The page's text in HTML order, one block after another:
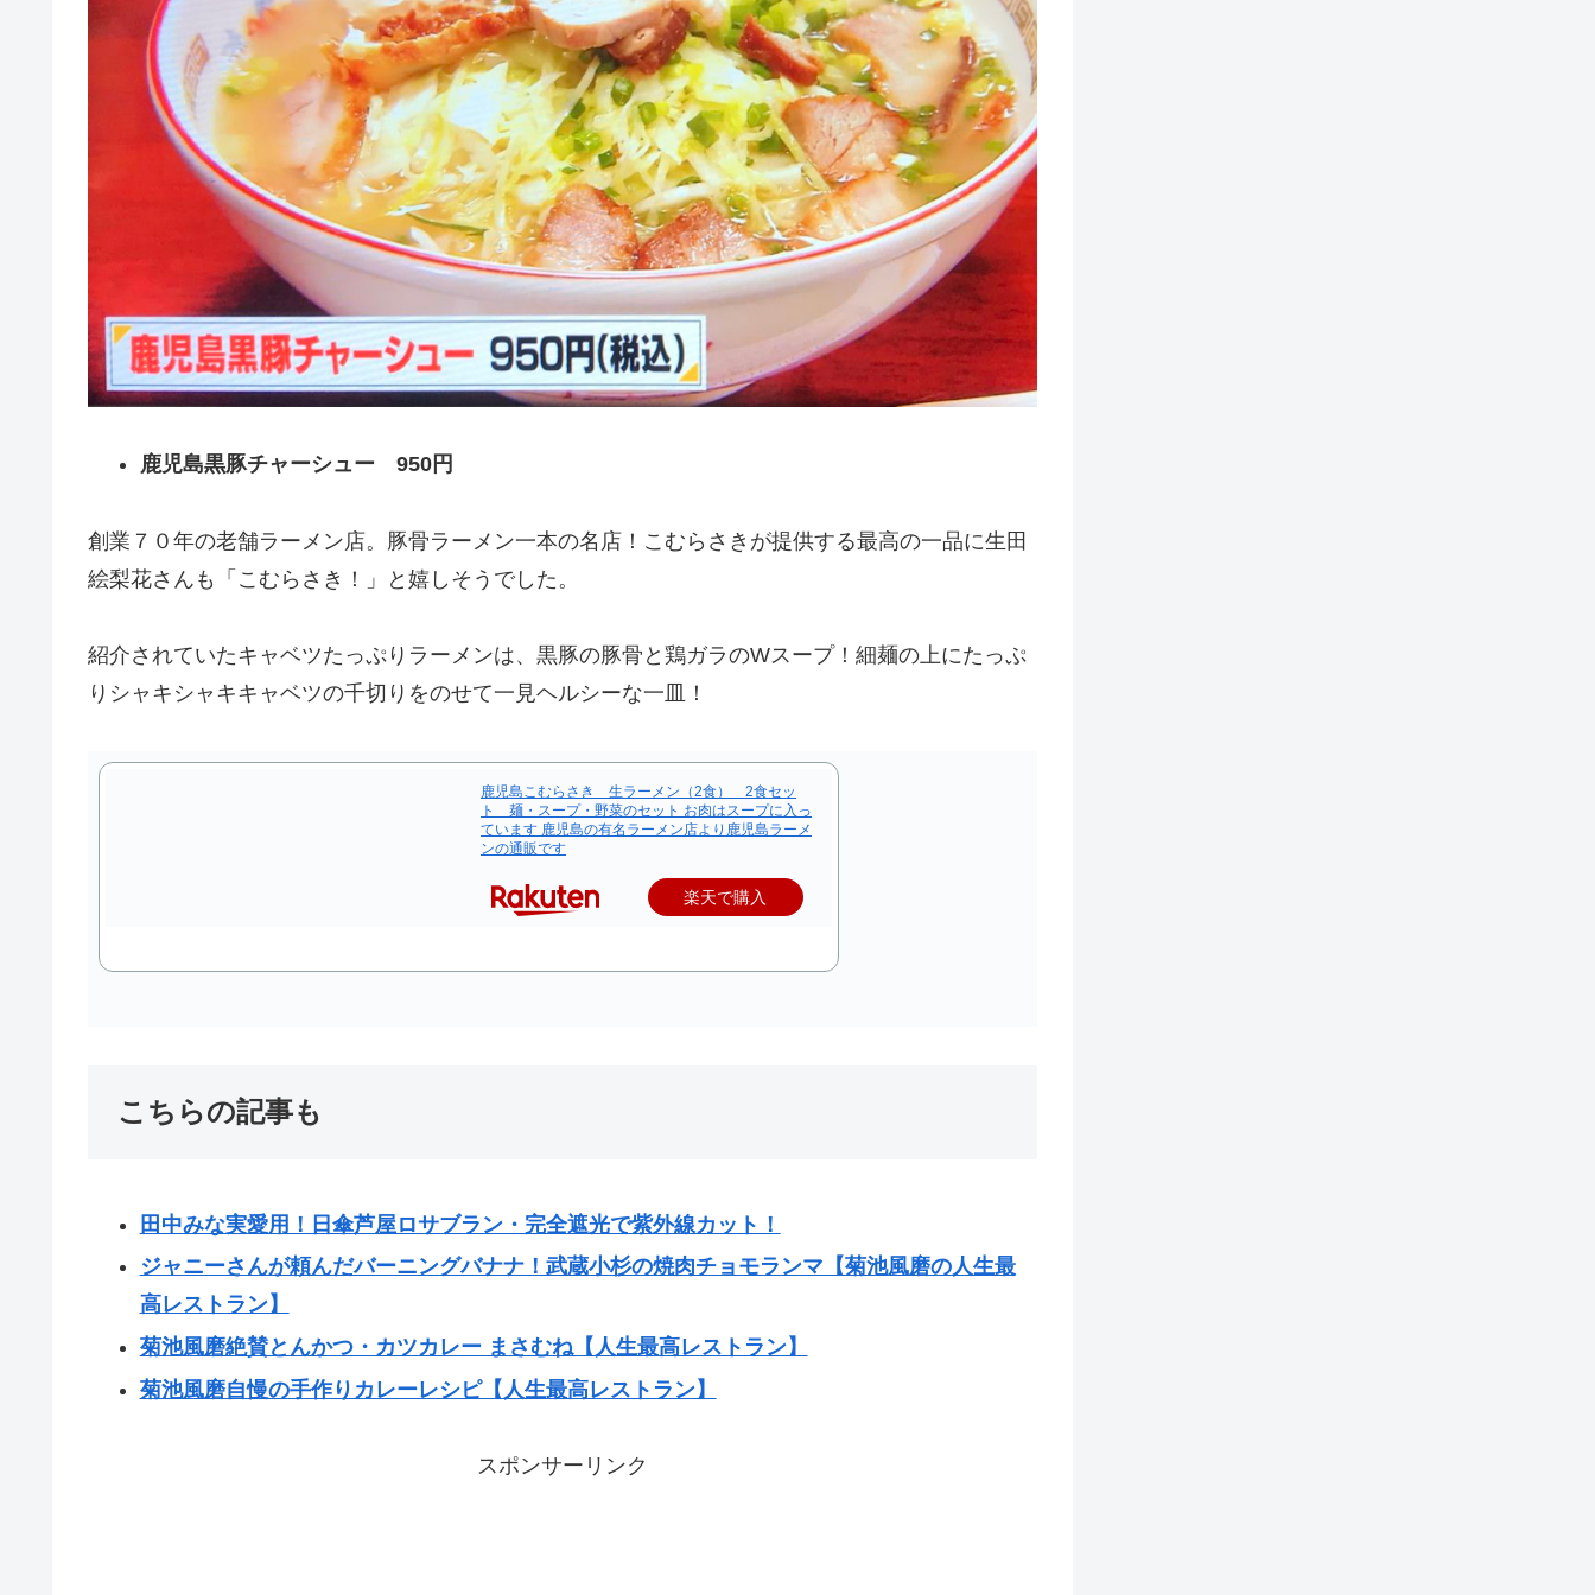
鹿児島黒豚チャーシュー 950円
創業７０年の老舗ラーメン店。豚骨ラーメン一本の名店！こむらさきが提供する最高の一品に生田
絵梨花さんも「こむらさき！」と嬉しそうでした。
紹介されていたキャベツたっぷりラーメンは、黒豚の豚骨と鶏ガラのWスープ！細麺の上にたっぷ
りシャキシャキキャベツの千切りをのせて一見ヘルシーな一皿！
鹿児島こむらさき 生ラーメン（2食） 2食セッ
ト 麺・スープ・野菜のセット お肉はスープに入っ
ています 鹿児島の有名ラーメン店より鹿児島ラーメ
ンの通販です
楽天で購入
こちらの記事も
田中みな実愛用！日傘芦屋ロサブラン・完全遮光で紫外線カット！
ジャニーさんが頼んだバーニングバナナ！武蔵小杉の焼肉チョモランマ【菊池風磨の人生最
高レストラン】
菊池風磨絶賛とんかつ・カツカレー まさむね【人生最高レストラン】
菊池風磨自慢の手作りカレーレシピ【人生最高レストラン】
スポンサーリンク